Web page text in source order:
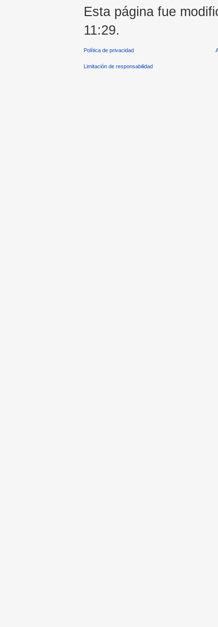
Esta página fue
11:29.
Política de privacidad
Limitación de responsabilidad